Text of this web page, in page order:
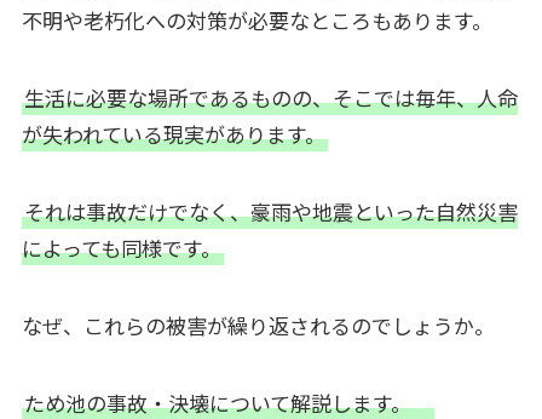
不明や老朽化への対策が必要なところもあります。
生活に必要な場所であるものの、そこでは毎年、人命
が失われている現実があります。
それは事故だけでなく、豪雨や地震といった自然災害
によっても同様です。
なぜ、これらの被害が繰り返されるのでしょうか。
ため池の事故・決壊について解説します。